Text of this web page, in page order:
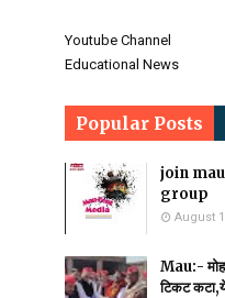
Youtube Channel
Educational News
Popular Posts
join
group
August
Mau:-
टिकट